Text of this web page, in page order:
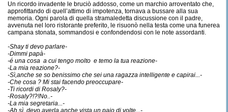
Un ricordo invadente le bruciò addosso, come un marchio arroventato che,
approfittando di quell’attimo di impotenza, tornava a bussare alla sua
memoria. Ogni parola di quella stramaledetta discussione con il padre,
avvenuta nel loro ristorante preferito, le risuonò nella testa come una funerea
campana stonata, sommandosi e confondendosi con le note assordanti.
-Shay ti devo parlare-
-Dimmi papà-
-é una cosa a cui tengo molto e temo la tua reazione-
-La mia reazione?-
-Sì,anche se so benissimo che sei una ragazza intelligente e capirai...-
-Che cosa ? Mi stai facendo preoccupare-
-Ti ricordi di Rosaly?-
-Rosaly?!?!No..-
-La mia segretaria...-
-Ah sì, devo averla anche vista un paio di volte...-